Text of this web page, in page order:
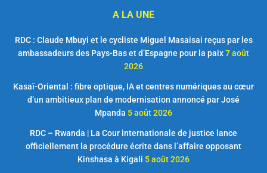
A LA UNE
RDC : Claude Mbuyi et le cycliste Miguel Masaisai reçus par les
ambassadeurs des Pays-Bas et d’Espagne pour la paix7 août
2026
Kasaï-Oriental : fibre optique, IA et centres numériques au cœur
d’un ambitieux plan de modernisation annoncé par José
Mpanda 5 août 2026
RDC – Rwanda | La Cour internationale de justice lance
officiellement la procédure écrite dans l’affaire opposant
Kinshasa à Kigali 5 août 2026